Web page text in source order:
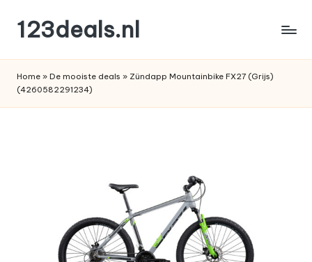
de
inhoud
123deals.nl
deals
Home » De mooiste deals » Zündapp Mountainbike FX27 (Grijs)
(4260582291234)